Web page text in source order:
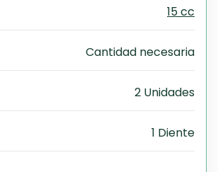
15 cc
Cantidad necesaria
2 Unidades
1 Diente